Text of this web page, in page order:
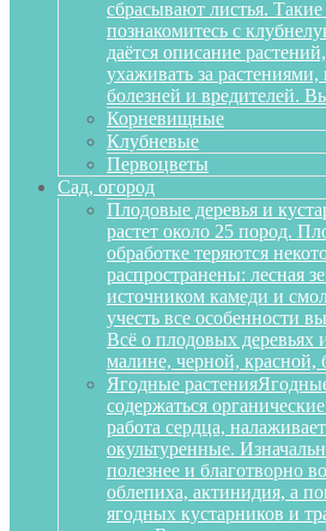
сбрасывают листья.
познакомитесь с
даётся описание
ухаживать за
болезней и вредителей.
Корневищные
Клубневые
Первоцветы
Сад, огород
Плодовые деревья и
растет около 25 пород.
обработке теряются
распространены: лесная
источником камеди и
учесть все особенности
Всё о плодовых деревьях
малине, черной, красной,
Ягодные растения
содержаться
работа сердца,
окультуренные.
полезнее и благотворно
облепиха, актинидия, а
ягодных кустарников и